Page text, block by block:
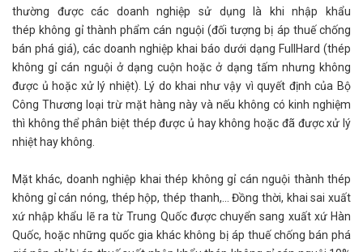
thường được các doanh nghiệp sử dụng là khi nhập khẩu
thép không gỉ thành phẩm cán nguội (đối tượng bị áp thuế chống
bán phá giá), các doanh nghiệp khai báo dưới dạng FullHard (thép
không gỉ cán nguội ở dạng cuộn hoặc ở dạng tấm nhưng không
được ủ hoặc xử lý nhiệt). Lý do khai như vậy vì quyết định của Bộ
Công Thương loại trừ mặt hàng này và nếu không có kinh nghiệm
thì không thể phân biệt thép được ủ hay không hoặc đã được xử lý
nhiệt hay không.
Mặt khác, doanh nghiệp khai thép không gỉ cán nguội thành thép
không gỉ cán nóng, thép hộp, thép thanh,... Đồng thời, khai sai xuất
xứ nhập khẩu lẽ ra từ Trung Quốc được chuyển sang xuất xứ Hàn
Quốc, hoặc những quốc gia khác không bị áp thuế chống bán phá